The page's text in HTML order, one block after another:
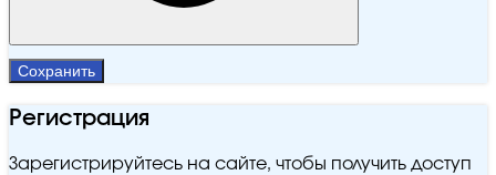
Сохранить
Регистрация
Зарегистрируйтесь на сайте, чтобы получить доступ